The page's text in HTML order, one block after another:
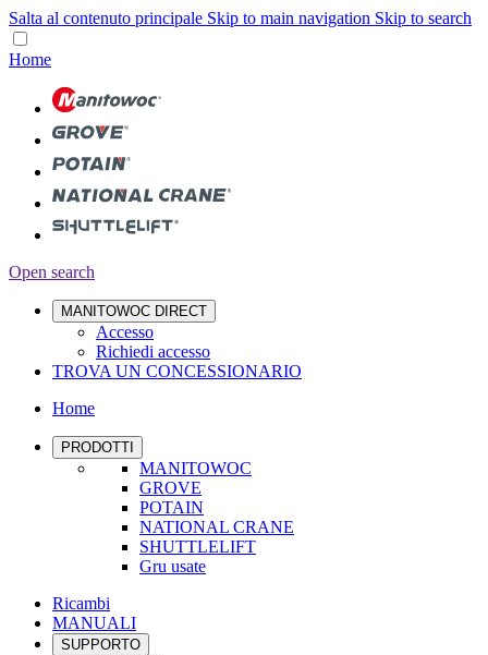
Salta al contenuto principale Skip to main navigation Skip to search
Home
Open search
MANITOWOC DIRECT
Accesso
Richiedi accesso
TROVA UN CONCESSIONARIO
Home
PRODOTTI
MANITOWOC
GROVE
POTAIN
NATIONAL CRANE
SHUTTLELIFT
Gru usate
Ricambi
MANUALI
SUPPORTO